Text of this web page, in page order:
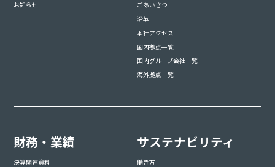
お知らせ
ごあいさつ
沿革
本社アクセス
国内拠点一覧
国内グループ会社一覧
海外拠点一覧
財務・業績
決算関連資料
サステナビリティ
働き方